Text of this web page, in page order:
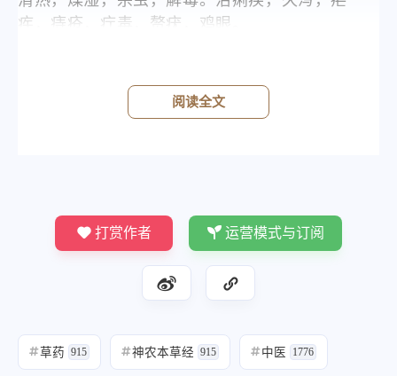
疾，痔疮，疔毒，赘疣，鸡眼。
阅读全文
打赏作者 运营模式与订阅
#草药 915 #神农本草经 915 #中医 1776